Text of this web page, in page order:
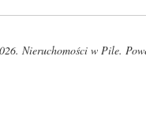
Nieruchomości w Pile.